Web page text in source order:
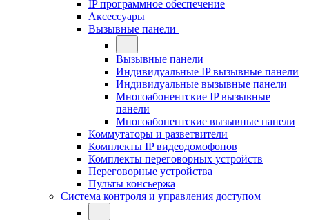
IP программное обеспечение
Аксессуары
Вызывные панели
Вызывные панели
Индивидуальные IP вызывные панели
Индивидуальные вызывные панели
Многоабонентские IP вызывные
панели
Многоабонентские вызывные панели
Коммутаторы и разветвители
Комплекты IP видеодомофонов
Комплекты переговорных устройств
Переговорные устройства
Пульты консьержа
Система контроля и управления доступом